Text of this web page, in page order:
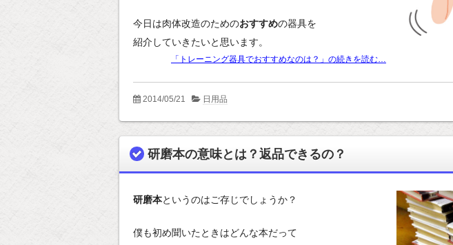
今日は肉体改造のためのおすすめの器具を
紹介していきたいと思います。
「トレーニング器具でおすすめなのは？」の続きを読む…
2014/05/21 日用品
研磨本の意味とは？返品できるの？
研磨本というのはご存じでしょうか？
僕も初め聞いたときはどんな本だって